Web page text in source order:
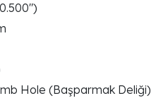
Hole (Başparmak Deliği)